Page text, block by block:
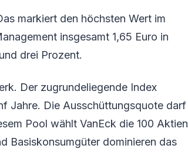
markiert den höchsten Wert im
insgesamt 1,65 Euro in
drei Prozent.
Der zugrundeliegende Index
Jahre. Die Ausschüttungsquote darf
Pool wählt VanEck die 100 Aktien
Basiskonsumgüter dominieren das